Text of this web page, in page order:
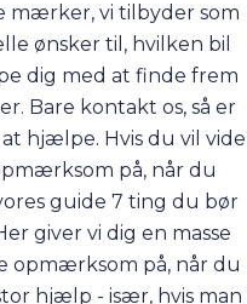
mærker, vi tilbyder som
ønsker til, hvilken bil
dig med at finde frem
Bare kontakt os, så er
hjælpe. Hvis du vil vide
på, når du
guide 7 ting du bør
giver vi dig en masse
opmærksom på, når du
hjælp - især, hvis man